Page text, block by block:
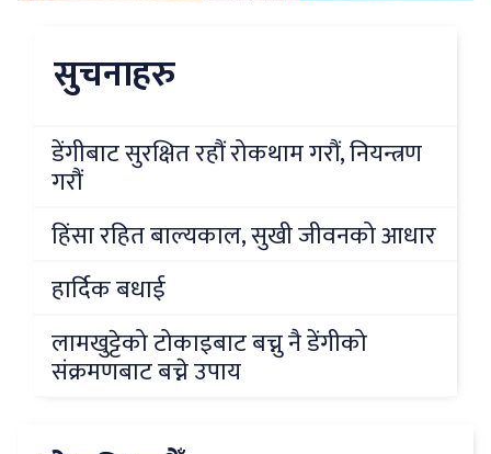
सुचनाहरु
डेंगीबाट सुरक्षित रहौं रोकथाम गरौं, नियन्त्रण
गरौं
हिंसा रहित बाल्यकाल, सुखी जीवनको आधार
हार्दिक बधाई
लामखुट्टेको टोकाइबाट बच्नु नै डेंगीको
संक्रमणबाट बच्ने उपाय